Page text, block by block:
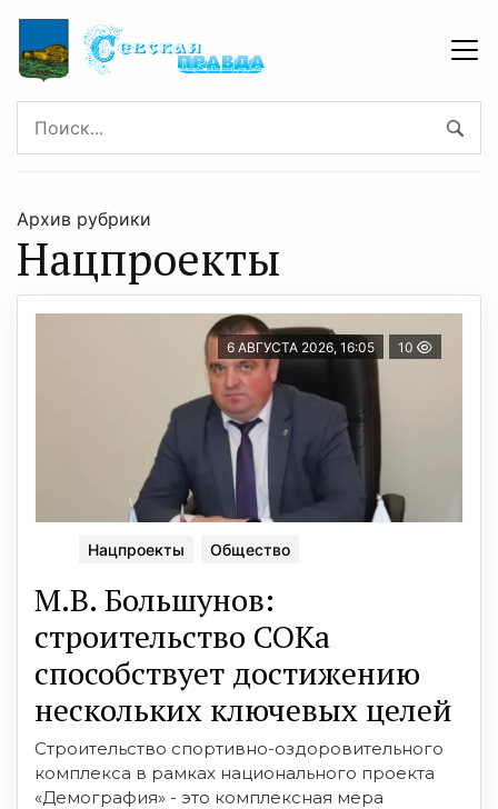
Архив рубрики
Нацпроекты
6 АВГУСТА 2026, 16:05 10
Нацпроекты Общество
М.В. Большунов:
строительство СОКа
способствует достижению
нескольких ключевых целей
Строительство спортивно-оздоровительного
комплекса в рамках национального проекта
«Демография» - это комплексная мера